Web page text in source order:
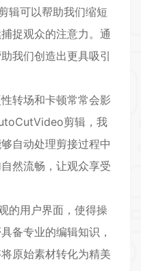
辑可以帮助我们缩短
捉观众的注意力。通
我们创造出更具吸引
转场和卡顿常常会影
剪辑，我
自动处理剪接过程中
然流畅，让观众享受
的用户界面，使得操
备专业的编辑知识，
原始素材转化为精美